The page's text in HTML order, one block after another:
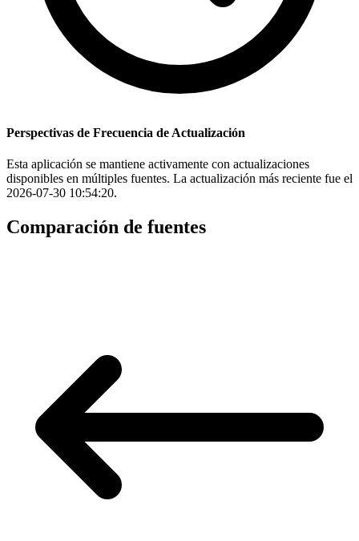
Perspectivas de Frecuencia de Actualización
Esta aplicación se mantiene activamente con actualizaciones
disponibles en múltiples fuentes. La actualización más reciente fue el
2026-07-30 10:54:20.
Comparación de fuentes